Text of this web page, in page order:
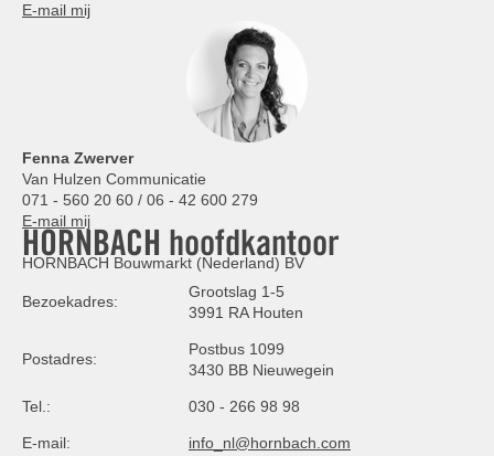
E-mail mij
Fenna Zwerver
Van Hulzen Communicatie
071 - 560 20 60 / 06 - 42 600 279
E-mail mij
HORNBACH hoofdkantoor
HORNBACH Bouwmarkt (Nederland) BV
Bezoekadres:
Grootslag 1-5
3991 RA Houten
Postadres:
Postbus 1099
3430 BB Nieuwegein
Tel.: 030 - 266 98 98
E-mail: info_nl@hornbach.com